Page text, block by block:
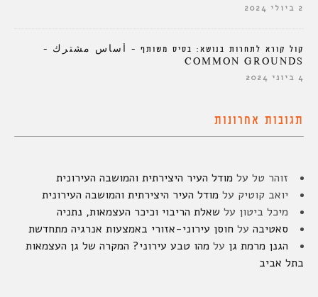
2 ביולי 2024
קול קורא לתחרות בנושא: בסיס משותף – أساس مشترك –
COMMON GROUNDS
4 ביוני 2024
תגובות אחרונות
זוהר טל על מודל העיר היצירתית והמושבה העירונית
יואב קוטיק על מודל העיר היצירתית והמושבה העירונית
מיכל ביטון על שאלת הריבוי וכיכר העצמאות, נתניה
סאטיבה על חוסן עירוני-אזורי באמצעות אנרגיה מתחדשת
הגנן מרמת גן על מהו טבע עירוני? המקרה של גן העצמאות
בתל אביב